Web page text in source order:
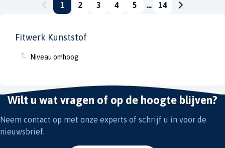
Fitwerk Kunststof
Niveau omhoog
1 2 3 4 5 … 14
Wilt u wat vragen of op de hoogte blijven?
Neem contact op met onze experts of schrijf u in voor de
nieuwsbrief.